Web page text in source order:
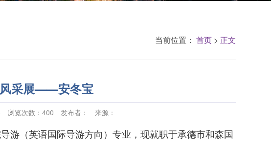
当前位置： 首页 > 正文
采展——安冬宝
浏览次数： 400 发布者： 来源：
导游（英语国际导游方向）专业，现就职于承德市和森国